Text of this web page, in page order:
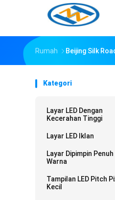
Rumah Beijing Silk
Kategori
Layar LED Dengan
Kecerahan Tinggi
Layar LED Iklan
Layar Dipimpin Penuh
Warna
Tampilan LED Pitch
Kecil